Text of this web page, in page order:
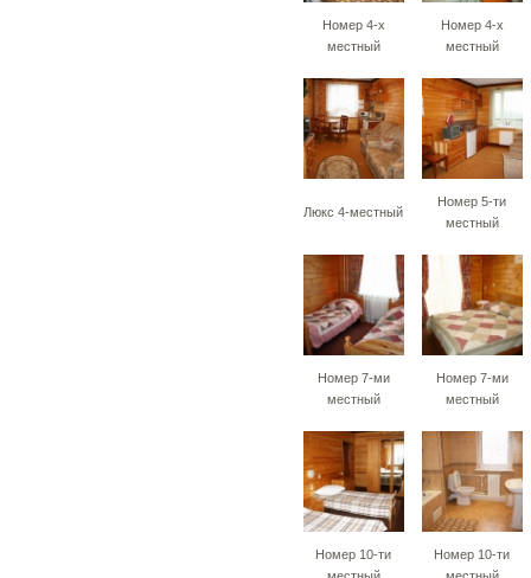
Номер 4-х
местный
Номер 4-х
местный
Люкс 4-местный
Номер 5-ти
местный
Номер 7-ми
местный
Номер 7-ми
местный
Номер 10-ти
Номер 10-ти